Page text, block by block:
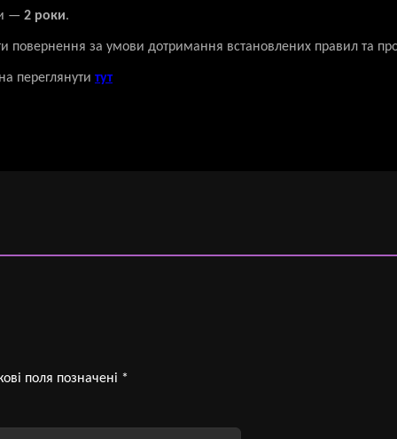
— 2 роки.
повернення за умови дотримання встановлених правил та
переглянути тут
поля позначені *